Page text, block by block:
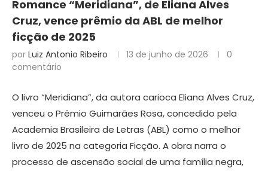
Romance “Meridiana”, de Eliana Alves
Cruz, vence prêmio da ABL de melhor
ficção de 2025
por Luiz Antonio Ribeiro 13 de junho de 2026
0
comentário
O livro “Meridiana”, da autora carioca Eliana Alves Cruz,
venceu o Prêmio Guimarães Rosa, concedido pela
Academia Brasileira de Letras (ABL) como o melhor
livro de 2025 na categoria Ficção. A obra narra o
processo de ascensão social de uma família negra,